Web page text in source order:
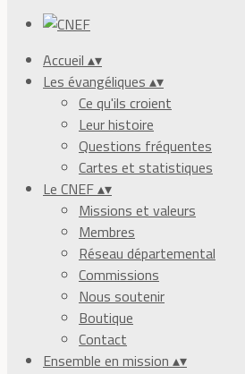
Accueil ▴▾
Les évangéliques ▴▾
Ce qu'ils croient
Leur histoire
Questions fréquentes
Cartes et statistiques
Le CNEF▴▾
Missions et valeurs
Membres
Réseau départemental
Commissions
Nous soutenir
Boutique
Contact
Ensemble en mission ▴▾